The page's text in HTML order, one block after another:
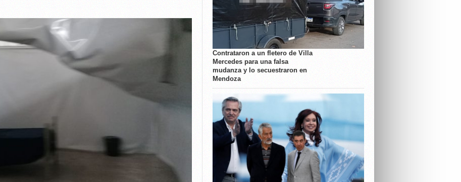
Contrataron a un fletero de Villa
Mercedes para una falsa
mudanza y lo secuestraron en
Mendoza